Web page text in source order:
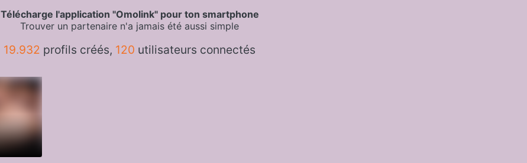
Télécharge l'application "Omolink" pour ton smartphone
Trouver un partenaire n'a jamais été aussi simple
19.932 profils créés, 120 utilisateurs connectés